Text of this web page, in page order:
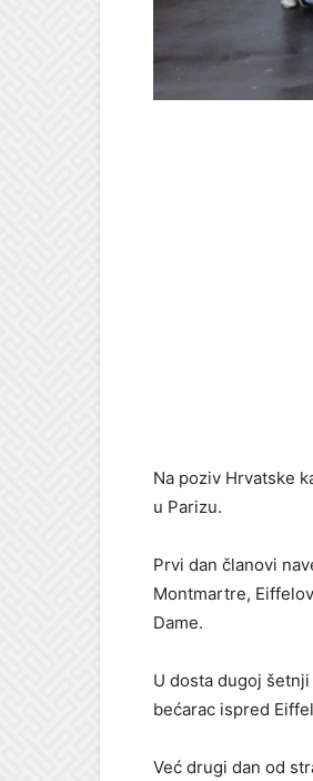
Na poziv Hrvatske
u Parizu.
Prvi dan članovi
Montmartre,
Dame.
U dosta dugoj
bećarac ispred
Već drugi dan od